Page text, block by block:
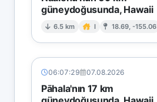
güneydoğusunda, Hawaii
6.5 km I 18.69, -155.06
06:07:29 07.08.2026
Pāhala'nın 17 km